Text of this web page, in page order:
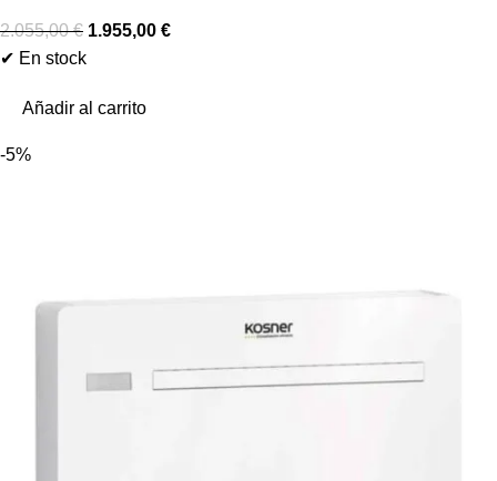
2.055,00€ 1.955,00 €
✔ En stock
Añadir al carrito
-5%